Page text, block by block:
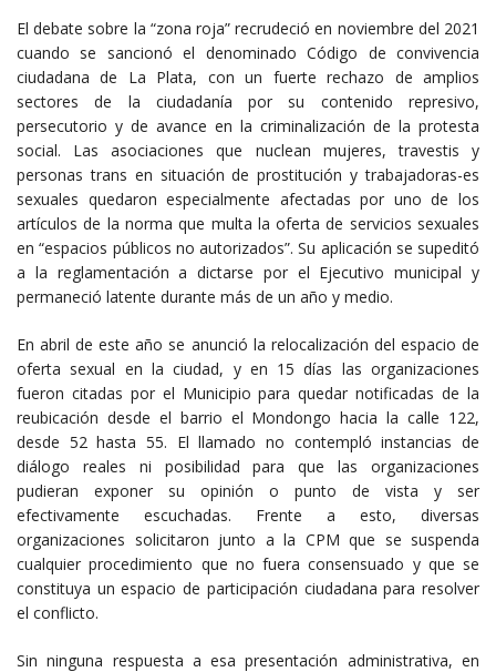
El debate sobre la “zona roja” recrudeció en noviembre del 2021
cuando se sancionó el denominado Código de convivencia
ciudadana de La Plata, con un fuerte rechazo de amplios
sectores de la ciudadanía por su contenido represivo,
persecutorio y de avance en la criminalización de la protesta
social. Las asociaciones que nuclean mujeres, travestis y
personas trans en situación de prostitución y trabajadoras-es
sexuales quedaron especialmente afectadas por uno de los
artículos de la norma que multa la oferta de servicios sexuales
en “espacios públicos no autorizados”. Su aplicación se supeditó
a la reglamentación a dictarse por el Ejecutivo municipal y
permaneció latente durante más de un año y medio.
En abril de este año se anunció la relocalización del espacio de
oferta sexual en la ciudad, y en 15 días las organizaciones
fueron citadas por el Municipio para quedar notificadas de la
reubicación desde el barrio el Mondongo hacia la calle 122,
desde 52 hasta 55. El llamado no contempló instancias de
diálogo reales ni posibilidad para que las organizaciones
pudieran exponer su opinión o punto de vista y ser
efectivamente escuchadas. Frente a esto, diversas
organizaciones solicitaron junto a la CPM que se suspenda
cualquier procedimiento que no fuera consensuado y que se
constituya un espacio de participación ciudadana para resolver
el conflicto.
Sin ninguna respuesta a esa presentación administrativa, en